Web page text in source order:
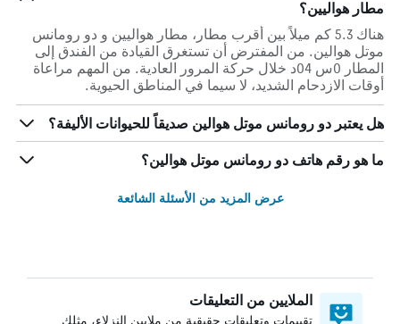
مطار هواليين؟
هناك 5.3 كم ميلاً بين أقرب مطار، مطار هواليين و دو رومانس
موتل هوالين. من المفترض أن تستغرق القيادة من الفندق إلى
المطار 0س 04د خلال حركة المرور العادية. من المهم مراعاة
أوقات الازدحام الشديد، لا سيما في المناطق الحيوية.
هل يعتبر دو رومانس موتل هوالين صديقاً للحيوانات الأليفة؟
ما هو رقم هاتف دو رومانس موتل هوالين؟
عرض المزيد من الأسئلة الشائعة
الملايين من التعليقات
تقييمات وتعليقات حقيقية من ملايين النزلاء، مثلك